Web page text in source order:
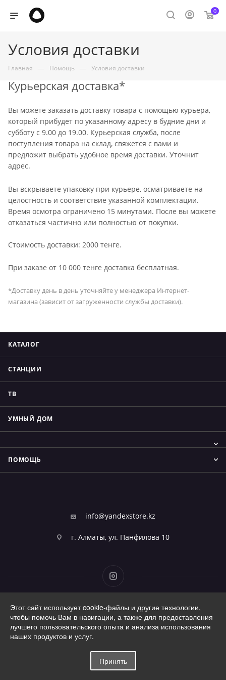
0
Условия доставки
Главная — Помощь — Условия доставки
Курьерская доставка*
Вы можете заказать доставку товара с помощью курьера,
который прибудет по указанному адресу в будние дни и
субботу с 9.00 до 19.00. Курьерская служба, после
поступления товара на склад, свяжется с вами и
предложит выбрать удобное время доставки. Уточнит
адрес.
Вы вскрываете упаковку при курьере, осматриваете на
целостность и соответствие указанной комплектации.
Время осмотра ограничено 15 минутами. После вы можете
отказаться частично или полностью от покупки.
Стоимость доставки: 2000 тенге.
При заказе от 10 000 тенге доставка бесплатная.
*Доставку день в день уточняйте у менеджера Интернет-
магазина (зависит от загруженности службы доставки).
КАТАЛОГ
СТАНЦИИ
ТВ
УМНЫЙ ДОМ
ПОМОЩЬ
info@yandexstore.kz
г. Алматы, ул. Панфилова 10
2026 © Фирменный магазин Алисы
Этот сайт использует cookie-файлы и другие технологии,
чтобы помочь Вам в навигации, а также для предоставления
лучшего пользовательского опыта и анализа использования
наших продуктов и услуг.
Принять